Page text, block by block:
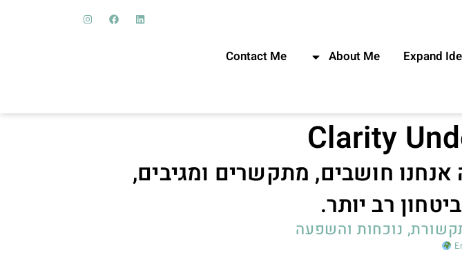
Expand
About Me
Contact Me
Clarity
נוכחות והשפעה
חושבים, מתקשרים ומגיבים,
רב יותר.